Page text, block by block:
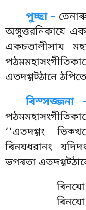
পুচ্ছা –
অঙ্গুত্তরনিকাযে
একচত্তালীসায
এতদগ্গট্ঠানে
ৰিস্সজ্জনা
‘‘এতদগ্গং
ৰিনযধরানং
ভগৰতা
ৰিনযো